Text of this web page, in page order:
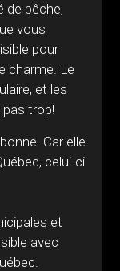
de pêche,
vous
pour
charme. Le
et les
trop!
Car elle
celui-ci
et
avec